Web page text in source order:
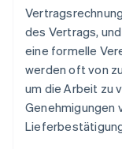
des Vertrags,
eine formelle
werden oft von
um die Arbeit zu
Genehmigungen